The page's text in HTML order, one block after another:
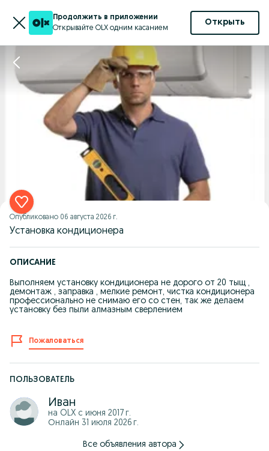
Продолжить в приложении
Открывайте OLX одним касанием
Открыть
Опубликовано 06 августа 2026 г.
Установка кондиционера
ОПИСАНИЕ
Выполняем установку кондиционера не дорого от 20 тыщ ,
демонтаж , заправка , мелкие ремонт, чистка кондиционера
профессионально не снимаю его со стен, так же делаем
установку без пыли алмазным сверлением
Пожаловаться
ПОЛЬЗОВАТЕЛЬ
Иван
на OLX с июня 2017 г.
Онлайн 31 июля 2026 г.
Все объявления автора